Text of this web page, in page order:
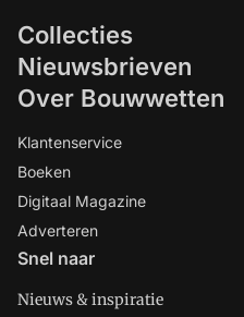
Collecties
Nieuwsbrieven
Over Bouwwetten
Klantenservice
Boeken
Digitaal Magazine
Adverteren
Snel naar
Nieuws & inspiratie